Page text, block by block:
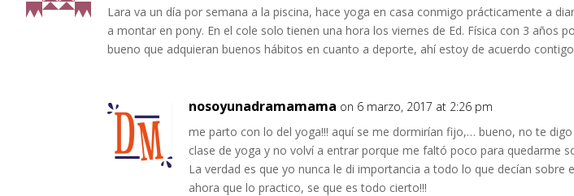
Lara va un día por semana a la piscina, hace yoga en casa conmigo prácticamente a
a montar en pony. En el cole solo tienen una hora los viernes de Ed. Física con 3 años
bueno que adquieran buenos hábitos en cuanto a deporte, ahí estoy de acuerdo
nosoyunadramamama on 6 marzo, 2017 at 2:26 pm
me parto con lo del yoga!!! aquí se me dormirían fijo,… bueno, no te
clase de yoga y no volví a entrar porque me faltó poco para quedarme
La verdad es que yo nunca le di importancia a todo lo que decían sobre
ahora que lo practico, se que es todo cierto!!!